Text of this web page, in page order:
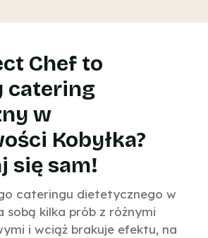
Chef to
catering
w
Kobyłka?
się sam!
cateringu dietetycznego w
sobą kilka prób z różnymi
i wciąż brakuje efektu, na